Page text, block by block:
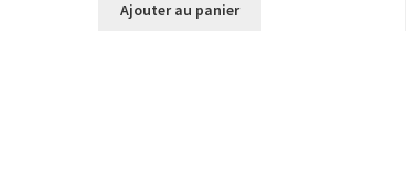
Ajouter au panier